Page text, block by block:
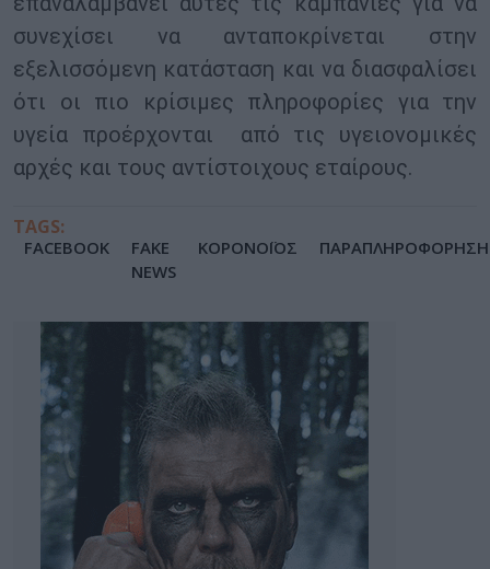
συνεχίσει να ανταποκρίνεται στην
εξελισσόμενη κατάσταση και να διασφαλίσει
ότι οι πιο κρίσιμες πληροφορίες για την
υγεία προέρχονται από τις υγειονομικές
αρχές και τους αντίστοιχους εταίρους.
TAGS:
FACEBOOK
FAKE
NEWS
ΚΟΡΟΝΟΪΟΣ ΠΑΡΑΠΛΗΡΟΦΟΡΗΣΗ